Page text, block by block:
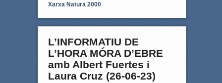
Xarxa Natura 2000
L’INFORMATIU DE
L’HORA MÓRA D’EBRE
amb Albert Fuertes i
Laura Cruz (26-06-23)